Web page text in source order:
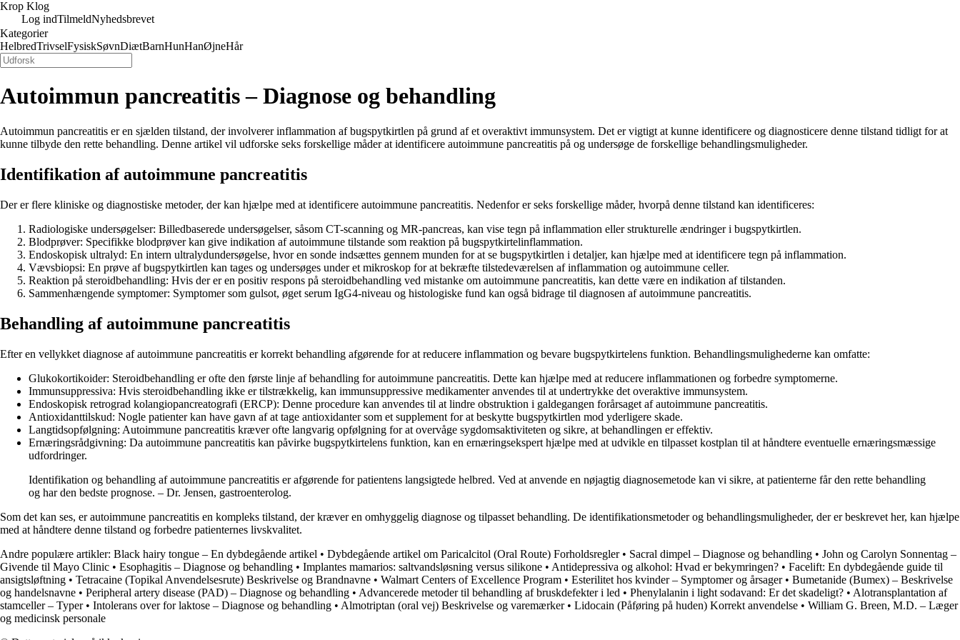
Krop Klog
Log indTilmeldNyhedsbrevet
Kategorier
HelbredTrivselFysiskSøvnDiætBarnHunHanØjneHår
Autoimmun pancreatitis – Diagnose og behandling
Autoimmun pancreatitis er en sjælden tilstand, der involverer inflammation af bugspytkirtlen på grund af et overaktivt immunsystem. Det er vigtigt at kunne identificere og diagnosticere denne tilstand tidligt for at
kunne tilbyde den rette behandling. Denne artikel vil udforske seks forskellige måder at identificere autoimmune pancreatitis på og undersøge de forskellige behandlingsmuligheder.
Identifikation af autoimmune pancreatitis
Der er flere kliniske og diagnostiske metoder, der kan hjælpe med at identificere autoimmune pancreatitis. Nedenfor er seks forskellige måder, hvorpå denne tilstand kan identificeres:
Radiologiske undersøgelser: Billedbaserede undersøgelser, såsom CT-scanning og MR-pancreas, kan vise tegn på inflammation eller strukturelle ændringer i bugspytkirtlen.
Blodprøver: Specifikke blodprøver kan give indikation af autoimmune tilstande som reaktion på bugspytkirtelinflammation.
Endoskopisk ultralyd: En intern ultralydundersøgelse, hvor en sonde indsættes gennem munden for at se bugspytkirtlen i detaljer, kan hjælpe med at identificere tegn på inflammation.
Vævsbiopsi: En prøve af bugspytkirtlen kan tages og undersøges under et mikroskop for at bekræfte tilstedeværelsen af inflammation og autoimmune celler.
Reaktion på steroidbehandling: Hvis der er en positiv respons på steroidbehandling ved mistanke om autoimmune pancreatitis, kan dette være en indikation af tilstanden.
Sammenhængende symptomer: Symptomer som gulsot, øget serum IgG4-niveau og histologiske fund kan også bidrage til diagnosen af autoimmune pancreatitis.
Behandling af autoimmune pancreatitis
Efter en vellykket diagnose af autoimmune pancreatitis er korrekt behandling afgørende for at reducere inflammation og bevare bugspytkirtelens funktion. Behandlingsmulighederne kan omfatte:
Glukokortikoider: Steroidbehandling er ofte den første linje af behandling for autoimmune pancreatitis. Dette kan hjælpe med at reducere inflammationen og forbedre symptomerne.
Immunsuppressiva: Hvis steroidbehandling ikke er tilstrækkelig, kan immunsuppressive medikamenter anvendes til at undertrykke det overaktive immunsystem.
Endoskopisk retrograd kolangiopancreatografi (ERCP): Denne procedure kan anvendes til at lindre obstruktion i galdegangen forårsaget af autoimmune pancreatitis.
Antioxidanttilskud: Nogle patienter kan have gavn af at tage antioxidanter som et supplement for at beskytte bugspytkirtlen mod yderligere skade.
Langtidsopfølgning: Autoimmune pancreatitis kræver ofte langvarig opfølgning for at overvåge sygdomsaktiviteten og sikre, at behandlingen er effektiv.
Ernæringsrådgivning: Da autoimmune pancreatitis kan påvirke bugspytkirtelens funktion, kan en ernæringsekspert hjælpe med at udvikle en tilpasset kostplan til at håndtere eventuelle ernæringsmæssige
udfordringer.
Identifikation og behandling af autoimmune pancreatitis er afgørende for patientens langsigtede helbred. Ved at anvende en nøjagtig diagnosemetode kan vi sikre, at patienterne får den rette behandling
og har den bedste prognose. – Dr. Jensen, gastroenterolog.
Som det kan ses, er autoimmune pancreatitis en kompleks tilstand, der kræver en omhyggelig diagnose og tilpasset behandling. De identifikationsmetoder og behandlingsmuligheder, der er beskrevet her, kan hjælpe
med at håndtere denne tilstand og forbedre patienternes livskvalitet.
Andre populære artikler: Black hairy tongue – En dybdegående artikel • Dybdegående artikel om Paricalcitol (Oral Route) Forholdsregler• Sacral dimpel – Diagnose og behandling • John og Carolyn Sonnentag –
Givende til Mayo Clinic • Esophagitis – Diagnose og behandling • Implantes mamarios: saltvandsløsning versus silikone • Antidepressiva og alkohol: Hvad er bekymringen? • Facelift: En dybdegående guide til
ansigtsløftning • Tetracaine (Topikal Anvendelsesrute) Beskrivelse og Brandnavne • Walmart Centers of Excellence Program • Esterilitet hos kvinder – Symptomer og årsager• Bumetanide (Bumex) – Beskrivelse
og handelsnavne • Peripheral artery disease (PAD) – Diagnose og behandling • Advancerede metoder til behandling af bruskdefekter i led • Phenylalanin i light sodavand: Er det skadeligt? • Alotransplantation af
stamceller – Typer• Intolerans over for laktose – Diagnose og behandling • Almotriptan (oral vej) Beskrivelse og varemærker• Lidocain (Påføring på huden) Korrekt anvendelse • William G. Breen, M.D. – Læger
og medicinsk personale